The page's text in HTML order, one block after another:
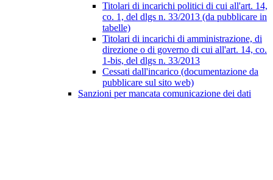
Titolari di incarichi politici di cui all'art. 14,
co. 1, del dlgs n. 33/2013 (da pubblicare in
tabelle)
Titolari di incarichi di amministrazione, di
direzione o di governo di cui all'art. 14, co.
1-bis, del dlgs n. 33/2013
Cessati dall'incarico (documentazione da
pubblicare sul sito web)
Sanzioni per mancata comunicazione dei dati